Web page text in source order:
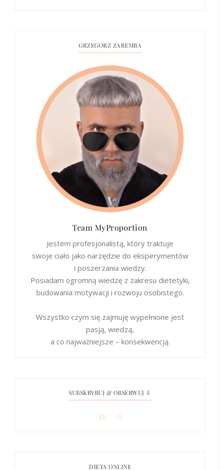
GRZEGORZ ZAREMBA
Team MyProportion
Jestem profesjonalistą, który traktuje
swoje ciało jako narzędzie do eksperymentów
i poszerzania wiedzy.
Posiadam ogromną wiedzę z zakresu dietetyki,
budowania motywacji i rozwoju osobistego.
Wszystko czym się zajmuję wypełnione jest
pasją, wiedzą,
a co najważniejsze – konsekwencją.
SUBSKRYBUJ & OBSERWUJ ⇩
DIETA ONLINE